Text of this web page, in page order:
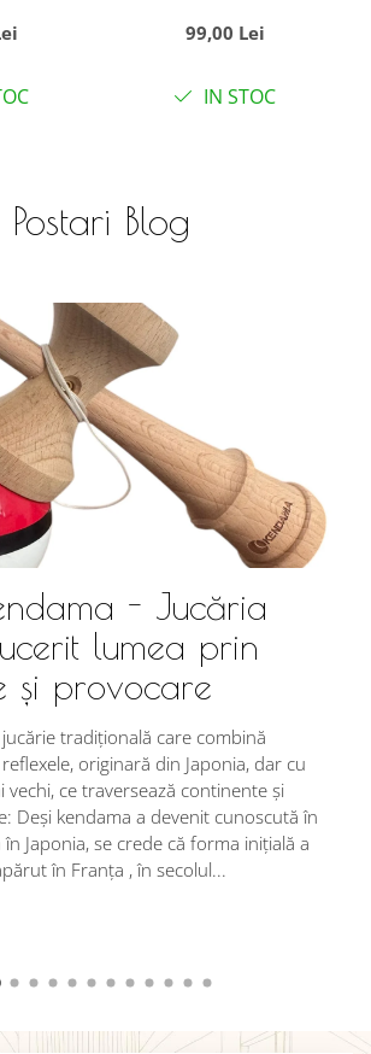
din lemn, 55,5 x 28,5
99,00 Lei
IN STOC
Postari Blog
- Jucăria
lumea prin
și provocare
tradițională care combină
originară din Japonia, dar cu
vechi, ce traversează continente și
Deși kendama a devenit cunoscută în
Japonia, se crede că forma inițială a
în Franța , în secolul...